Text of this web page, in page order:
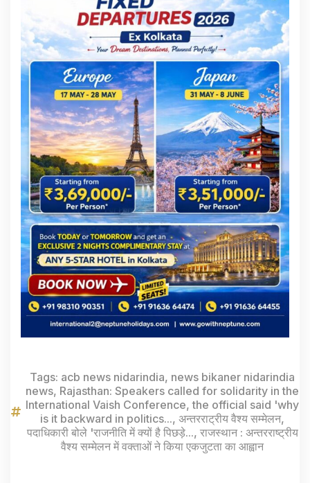
Tags: acb news nidarindia, news bikaner nidarindia
news, Rajasthan: Speakers called for solidarity in the
International Vaish Conference,the official said 'why
is it backward in politics..., अन्तरराट्रीय वैश्य सम्मेलन,
पदाधिकारी बोले 'राजनीति में क्यों है पिछड़े..., राजस्थान : अन्तरराष्ट्रीय
वैश्य सम्मेलन में वक्ताओं ने किया एकजुटता का आह्वान